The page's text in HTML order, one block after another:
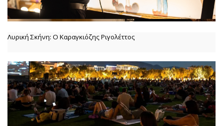
Λυρική Σκήνη: Ο Καραγκιόζης Ριγολέττος